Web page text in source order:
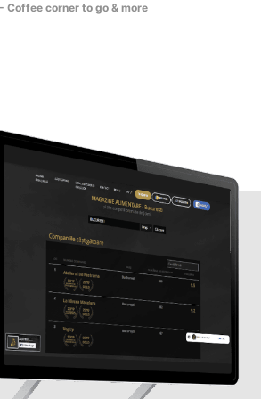
Coffee corner to go & more